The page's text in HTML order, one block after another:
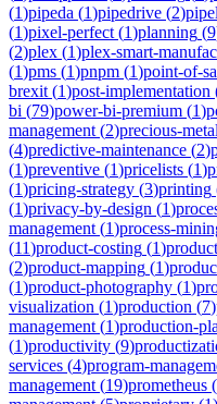
(1)pipeda (1)pipedrive (2)
(1)pixel-perfect (1)planning (9
(2)plex (1)plex-smart-
(1)pms (1)pnpm (1)point-of-
brexit (1)post-implementation
bi (79)power-bi-premium (1)
management (2)precious-
(4)predictive-maintenance (2)
(1)preventive (1)pricelists (1)
(1)pricing-strategy (3)printing
(1)privacy-by-design (1)
management (1)process-
(11)product-costing (1)
(2)product-mapping (1)
(1)product-photography (1)
visualization (1)production (7)
management (1)production-
(1)productivity (9)
services (4)program-
management (19)prometheus (